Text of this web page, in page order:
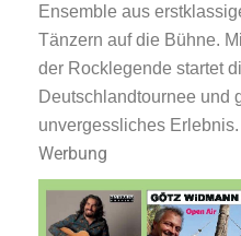
Ensemble aus
Tänzern auf die Bühne.
der Rocklegende startet
Deutschlandtournee und
unvergessliches Erlebnis.
Werbung